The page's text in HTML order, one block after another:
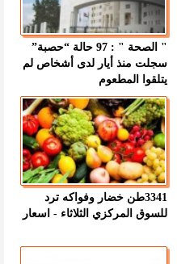
" الصحة " : 97 حالة “حصبة”
سجلت منذ أيار لدى أشخاص لم
يتلقوا المطعوم
3341طن خضار وفواكه ترد
للسوق المركزي الثلاثاء - اسعار